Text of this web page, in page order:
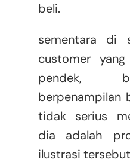
beli.
sementara di
customer
pendek,
berpenampilan
tidak serius
dia adalah
ilustrasi